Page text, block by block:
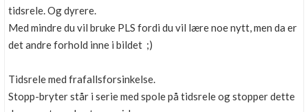
tidsrele. Og dyrere.
Med mindre du vil bruke PLS fordi du vil lære noe nytt, men da er
det andre forhold inne i bildet ;)
Tidsrele med frafallsforsinkelse.
Stopp-bryter står i serie med spole på tidsrele og stopper dette